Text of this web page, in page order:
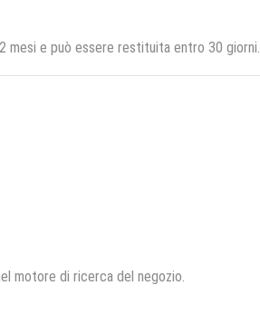
mesi e può essere restituita entro 30 giorni.
motore di ricerca del negozio.